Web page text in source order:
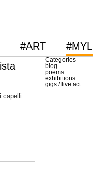
#ART
capelli
Categories
blog
poems
exhibitions
gigs / live act